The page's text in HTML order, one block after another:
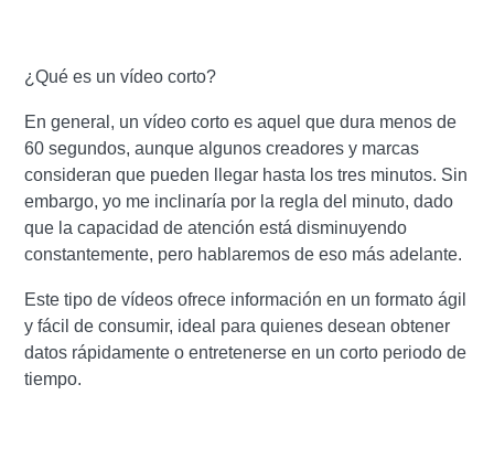
¿Qué es un vídeo corto?
En general, un vídeo corto es aquel que dura menos de
60 segundos, aunque algunos creadores y marcas
consideran que pueden llegar hasta los tres minutos. Sin
embargo, yo me inclinaría por la regla del minuto, dado
que la capacidad de atención está disminuyendo
constantemente, pero hablaremos de eso más adelante.
Este tipo de vídeos ofrece información en un formato ágil
y fácil de consumir, ideal para quienes desean obtener
datos rápidamente o entretenerse en un corto periodo de
tiempo.